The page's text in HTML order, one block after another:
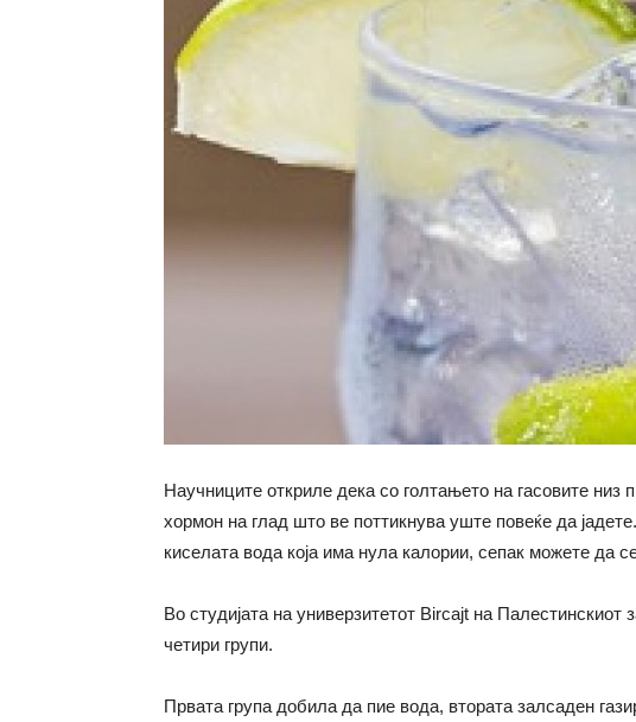
Научниците откриле дека со голтањето на гасовите низ
хормон на глад што ве поттикнува уште повеќе да
киселата вода која има нула калории, сепак можете да
Во студијата на универзитетот Bircajt на Палестинскиот
четири групи.
Првата група добила да пие вода, втората залсаден